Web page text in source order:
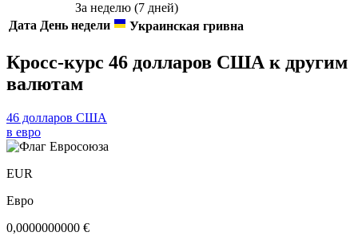
За неделю (7 дней)
Дата День недели Украинская гривна
Кросс-курс 46 долларов США к другим
валютам
46 долларов США
в евро
EUR
Евро
0,0000000000 €